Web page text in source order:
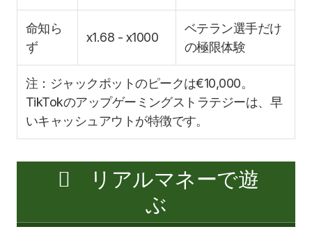
命知ら
ず
x1.68 - x1000
ベテラン選手だけ
の極限体験
注：ジャックポットのピークは€10,000。
TikTokのアップゲーミングストラテジーは、早
いキャッシュアウトが特徴です。
リアルマネーで遊
ぶ